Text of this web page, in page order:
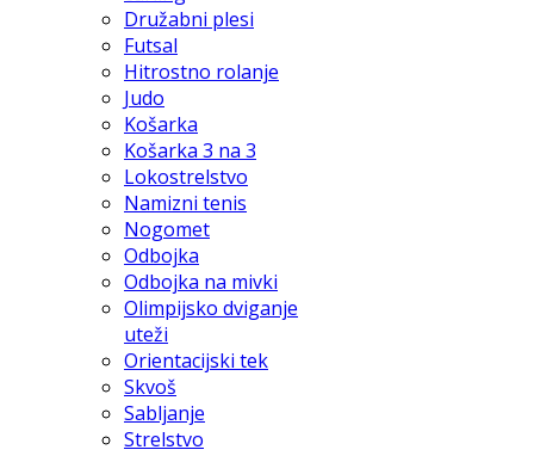
Družabni plesi
Futsal
Hitrostno rolanje
Judo
Košarka
Košarka 3 na 3
Lokostrelstvo
Namizni tenis
Nogomet
Odbojka
Odbojka na mivki
Olimpijsko dviganje
uteži
Orientacijski tek
Skvoš
Sabljanje
Strelstvo